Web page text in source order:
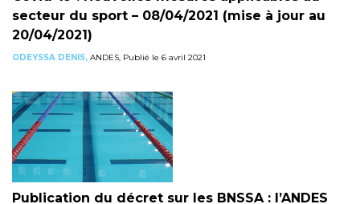
secteur du sport – 08/04/2021 (mise à jour au
20/04/2021)
ODEYSSA DENIS, ANDES, Publié le 6 avril 2021
Publication du décret sur les BNSSA : l’ANDES